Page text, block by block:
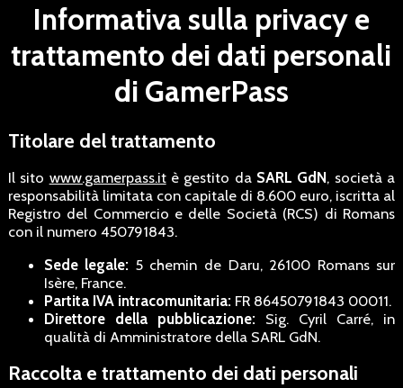
Informativa sulla privacy e
trattamento dei dati personali
di GamerPass
Titolare del trattamento
Il sito www.gamerpass.itè gestito da SARL GdN, società a
responsabilità limitata con capitale di 8.600 euro, iscritta al
Registro del Commercio e delle Società (RCS) di Romans
con il numero 450791843.
Sede legale: 5 chemin de Daru, 26100 Romans sur
Isère, France.
Partita IVA intracomunitaria:FR 86450791843 00011.
Direttore della pubblicazione:Sig. Cyril Carré, in
qualità di Amministratore della SARL GdN.
Raccolta e trattamento dei dati personali